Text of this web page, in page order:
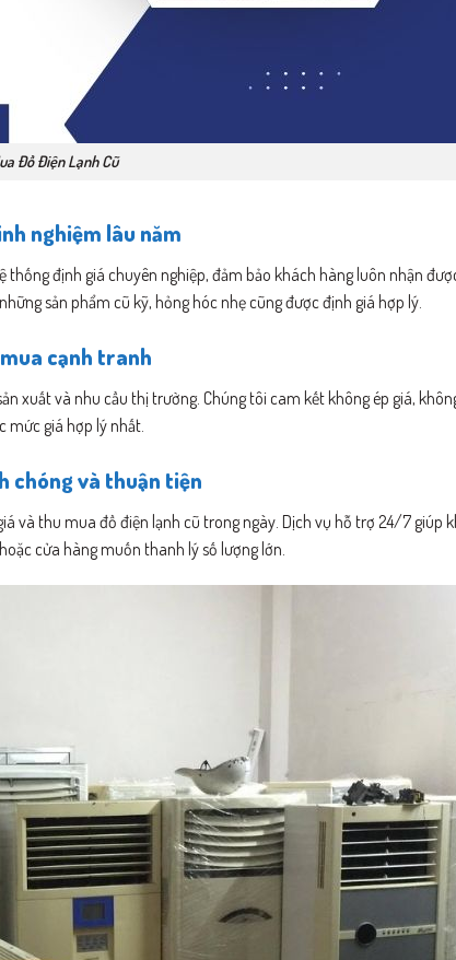
Đồ Điện Lạnh Cũ
nghiệm lâu năm
định giá chuyên nghiệp, đảm bảo khách hàng luôn nhận
sản phẩm cũ kỹ, hỏng hóc nhẹ cũng được định giá hợp lý.
cạnh tranh
xuất và nhu cầu thị trường. Chúng tôi cam kết không ép giá,
mức giá hợp lý nhất.
chóng và thuận tiện
và thu mua đồ điện lạnh cũ trong ngày. Dịch vụ hỗ trợ 24/7 giúp
cửa hàng muốn thanh lý số lượng lớn.